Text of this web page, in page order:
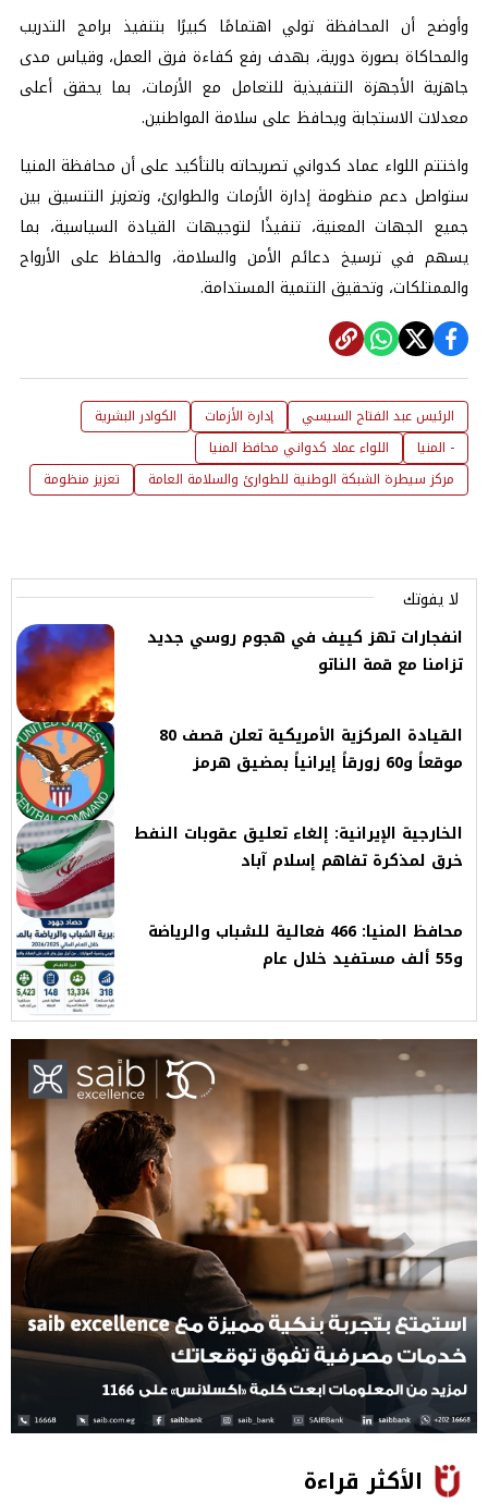
وأوضح أن المحافظة تولي اهتمامًا كبيرًا بتنفيذ برامج التدريب
والمحاكاة بصورة دورية، بهدف رفع كفاءة فرق العمل، وقياس مدى
جاهزية الأجهزة التنفيذية للتعامل مع الأزمات، بما يحقق أعلى
معدلات الاستجابة ويحافظ على سلامة المواطنين.
واختتم اللواء عماد كدواني تصريحاته بالتأكيد على أن محافظة المنيا
ستواصل دعم منظومة إدارة الأزمات والطوارئ، وتعزيز التنسيق بين
جميع الجهات المعنية، تنفيذًا لتوجيهات القيادة السياسية، بما
يسهم في ترسيخ دعائم الأمن والسلامة، والحفاظ على الأرواح
والممتلكات، وتحقيق التنمية المستدامة.
الرئيس عبد الفتاح السيسي إدارة الأزمات
الكوادر البشرية
- المنيا
اللواء عماد كدواني محافظ المنيا
مركز سيطرة الشبكة الوطنية للطوارئ والسلامة العامة
تعزيز منظومة
لا يفوتك
انفجارات تهز كييف في هجوم روسي جديد
تزامنا مع قمة الناتو
القيادة المركزية الأمريكية تعلن قصف 80
موقعاً و60 زورقاً إيرانياً بمضيق هرمز
الخارجية الإيرانية: إلغاء تعليق عقوبات النفط
خرق لمذكرة تفاهم إسلام آباد
محافظ المنيا: 466 فعالية للشباب والرياضة
و55 ألف مستفيد خلال عام
الأكثر قراءة